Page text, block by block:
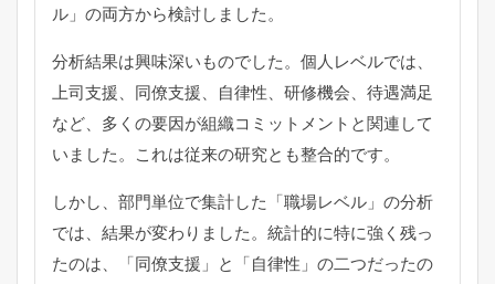
ル」の両方から検討しました。
分析結果は興味深いものでした。個人レベルでは、
上司支援、同僚支援、自律性、研修機会、待遇満足
など、多くの要因が組織コミットメントと関連して
いました。これは従来の研究とも整合的です。
しかし、部門単位で集計した「職場レベル」の分析
では、結果が変わりました。統計的に特に強く残っ
たのは、「同僚支援」と「自律性」の二つだったの